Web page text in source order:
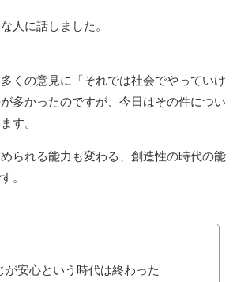
人に話しました。
くの意見に「それでは社会でやっていけ
多かったのですが、今日はその件につい
す。
られる能力も変わる、創造性の時代の能
。
が安心という時代は終わった